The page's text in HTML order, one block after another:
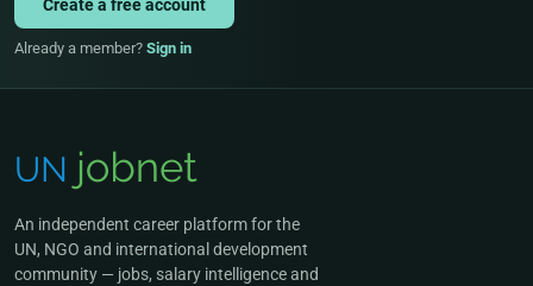
Create a free account
Already a member? Sign in
An independent career platform for the
UN, NGO and international development
community — jobs, salary intelligence and